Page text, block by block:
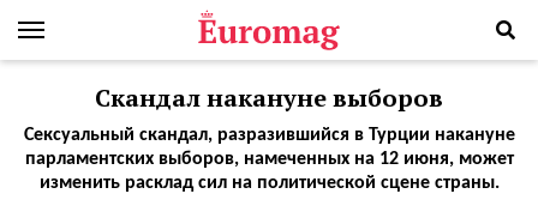
Скандал накануне выборов
Сексуальный скандал, разразившийся в Турции накануне
парламентских выборов, намеченных на 12 июня, может
изменить расклад сил на политической сцене страны.